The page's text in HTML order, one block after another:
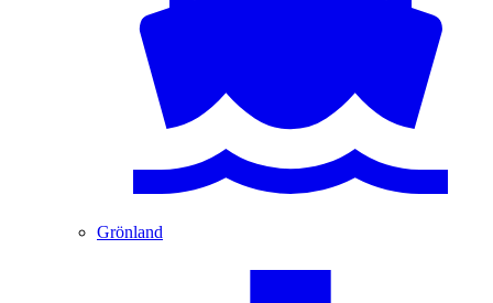
Grönland